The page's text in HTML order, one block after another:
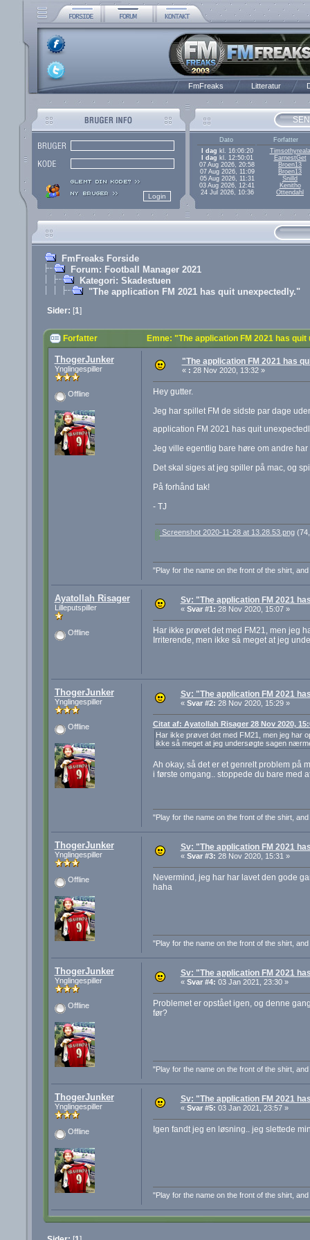
FmFreaks Litteratur
Dato
Forfatter
I dag kl. 16:06:20
Timsothyreala
I dag kl. 12:50:01
EarnestGet
07 Aug 2026, 20:58
Broen13
07 Aug 2026, 11:09
Broen13
05 Aug 2026, 11:31
Snilld
03 Aug 2026, 12:41
Kenitho
24 Jul 2026, 10:36
Ottendahl
FmFreaks Forside
Forum: Football Manager 2021
Kategori: Skadestuen
"The application FM 2021 has quit unexpectedly."
Sider: [1]
Forfatter Emne: "The application FM 2021 has
ThogerJunker
Ynglingespiller
Offline
"The application FM 2021 has
« : 28 Nov 2020, 13:32 »
Hey gutter.
Jeg har spillet FM de sidste par dage
application FM 2021 has quit
Jeg ville egentlig bare høre om andre
Det skal siges at jeg spiller på mac, og
På forhånd tak!
- TJ
Screenshot 2020-11-28 at 13.28.53.png
"Play for the name on the front of the shirt,
Ayatollah Risager
Lilleputspiller
Offline
Sv: "The application FM 2021
« Svar #1: 28 Nov 2020, 15:07 »
Har ikke prøvet det med FM21, men jeg
Irriterende, men ikke så meget at jeg
ThogerJunker
Ynglingespiller
Offline
Sv: "The application FM 2021
« Svar #2: 28 Nov 2020, 15:29 »
Citat af: Ayatollah Risager 28 Nov 2020,
Har ikke prøvet det med FM21, men jeg har
ikke så meget at jeg undersøgte sagen
Ah okay, så det er et genrelt problem på
i første omgang.. stoppede du bare med
"Play for the name on the front of the shirt,
ThogerJunker
Ynglingespiller
Offline
Sv: "The application FM 2021
« Svar #3: 28 Nov 2020, 15:31 »
Nevermind, jeg har har lavet den gode
haha
"Play for the name on the front of the shirt,
ThogerJunker
Ynglingespiller
Offline
Sv: "The application FM 2021
« Svar #4: 03 Jan 2021, 23:30 »
Problemet er opstået igen, og denne
før?
"Play for the name on the front of the shirt,
ThogerJunker
Ynglingespiller
Offline
Sv: "The application FM 2021
« Svar #5: 03 Jan 2021, 23:57 »
Igen fandt jeg en løsning.. jeg slettede
"Play for the name on the front of the shirt,